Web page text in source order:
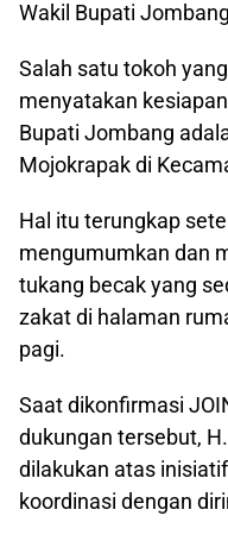
Wakil Bupati
Salah satu tokoh
menyatakan
Bupati Jombang
Mojokrapak di
Hal itu terungkap
mengumumkan dan
tukang becak yang
zakat di halaman
pagi.
Saat dikonfirmasi
dukungan tersebut,
dilakukan atas
koordinasi dengan